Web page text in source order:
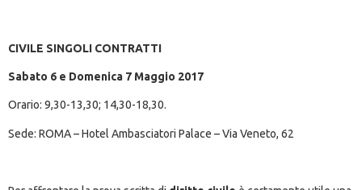
CIVILE SINGOLI CONTRATTI
Sabato 6 e Domenica 7 Maggio 2017
Orario: 9,30-13,30; 14,30-18,30.
Sede: ROMA – Hotel Ambasciatori Palace – Via Veneto, 62